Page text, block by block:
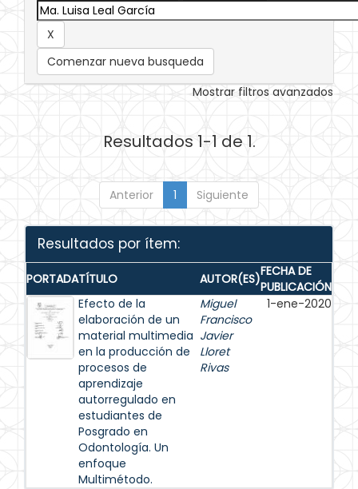
Comenzar nueva busqueda
Mostrar filtros avanzados
Resultados 1-1 de 1.
Anterior 1 Siguiente
Resultados por ítem:
PORTADATÍTULO AUTOR(ES)FECHA DE
PUBLICACIÓN
Efecto de la
elaboración de un
material multimedia
en la producción de
procesos de
aprendizaje
autorregulado en
estudiantes de
Posgrado en
Odontología. Un
enfoque
Multimétodo.
Miguel
Francisco
Javier
Lloret
Rivas
1-ene-2020